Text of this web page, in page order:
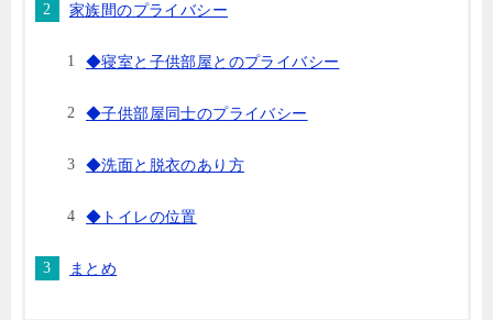
家族間のプライバシー
◆寝室と子供部屋とのプライバシー
◆子供部屋同士のプライバシー
◆洗面と脱衣のあり方
◆トイレの位置
まとめ